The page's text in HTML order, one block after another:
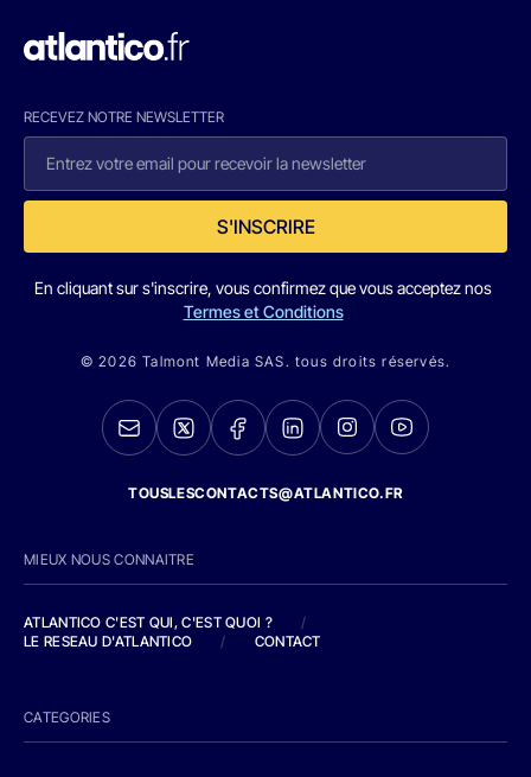
RECEVEZ NOTRE NEWSLETTER
S'INSCRIRE
En cliquant sur s'inscrire, vous confirmez que vous acceptez nos
Termes et Conditions
© 2026 Talmont Media SAS. tous droits réservés.
TOUSLESCONTACTS@ATLANTICO.FR
MIEUX NOUS CONNAITRE
ATLANTICO C'EST QUI, C'EST QUOI ?
/
LE RESEAU D'ATLANTICO
/ CONTACT
CATEGORIES